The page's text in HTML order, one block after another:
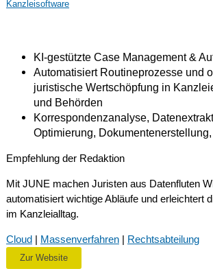
Kanzleisoftware
KI-gestützte Case Management &
Automatisiert Routineprozesse und
juristische Wertschöpfung in
und Behörden
Korrespondenzanalyse,
Optimierung,
Empfehlung der Redaktion
Mit JUNE machen Juristen aus Datenfluten
automatisiert wichtige Abläufe und erleichtert
im Kanzleialltag.
Cloud Massenverfahren Rechtsabteilung
Zur Website